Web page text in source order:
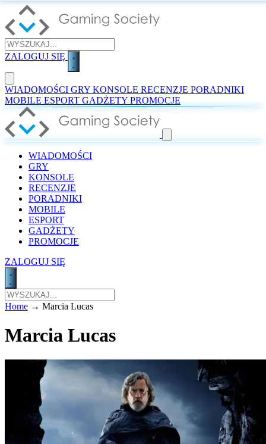
ZALOGUJ SIĘ
WIADOMOŚCI GRY KONSOLE RECENZJE PORADNIKI
MOBILE ESPORT GADŻETY PROMOCJE
WIADOMOŚCI
GRY
KONSOLE
RECENZJE
PORADNIKI
MOBILE
ESPORT
GADŻETY
PROMOCJE
ZALOGUJ SIĘ
Home → Marcia Lucas
Marcia Lucas